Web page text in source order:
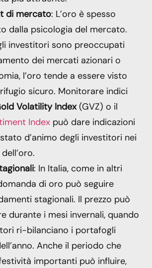
di mercato: L’oro è spesso
dalla psicologia del mercato.
investitori sono preoccupati
dei mercati azionari o
l’oro tende a essere visto
sicuro. Monitorare indici
Volatility Index(GVZ) o il
Index può dare indicazioni
d’animo degli investitori nei
: In Italia, come in altri
di oro può seguire
stagionali. Il prezzo può
durante i mesi invernali, quando
ri-bilanciano i portafogli
Anche il periodo che
importanti può influire,